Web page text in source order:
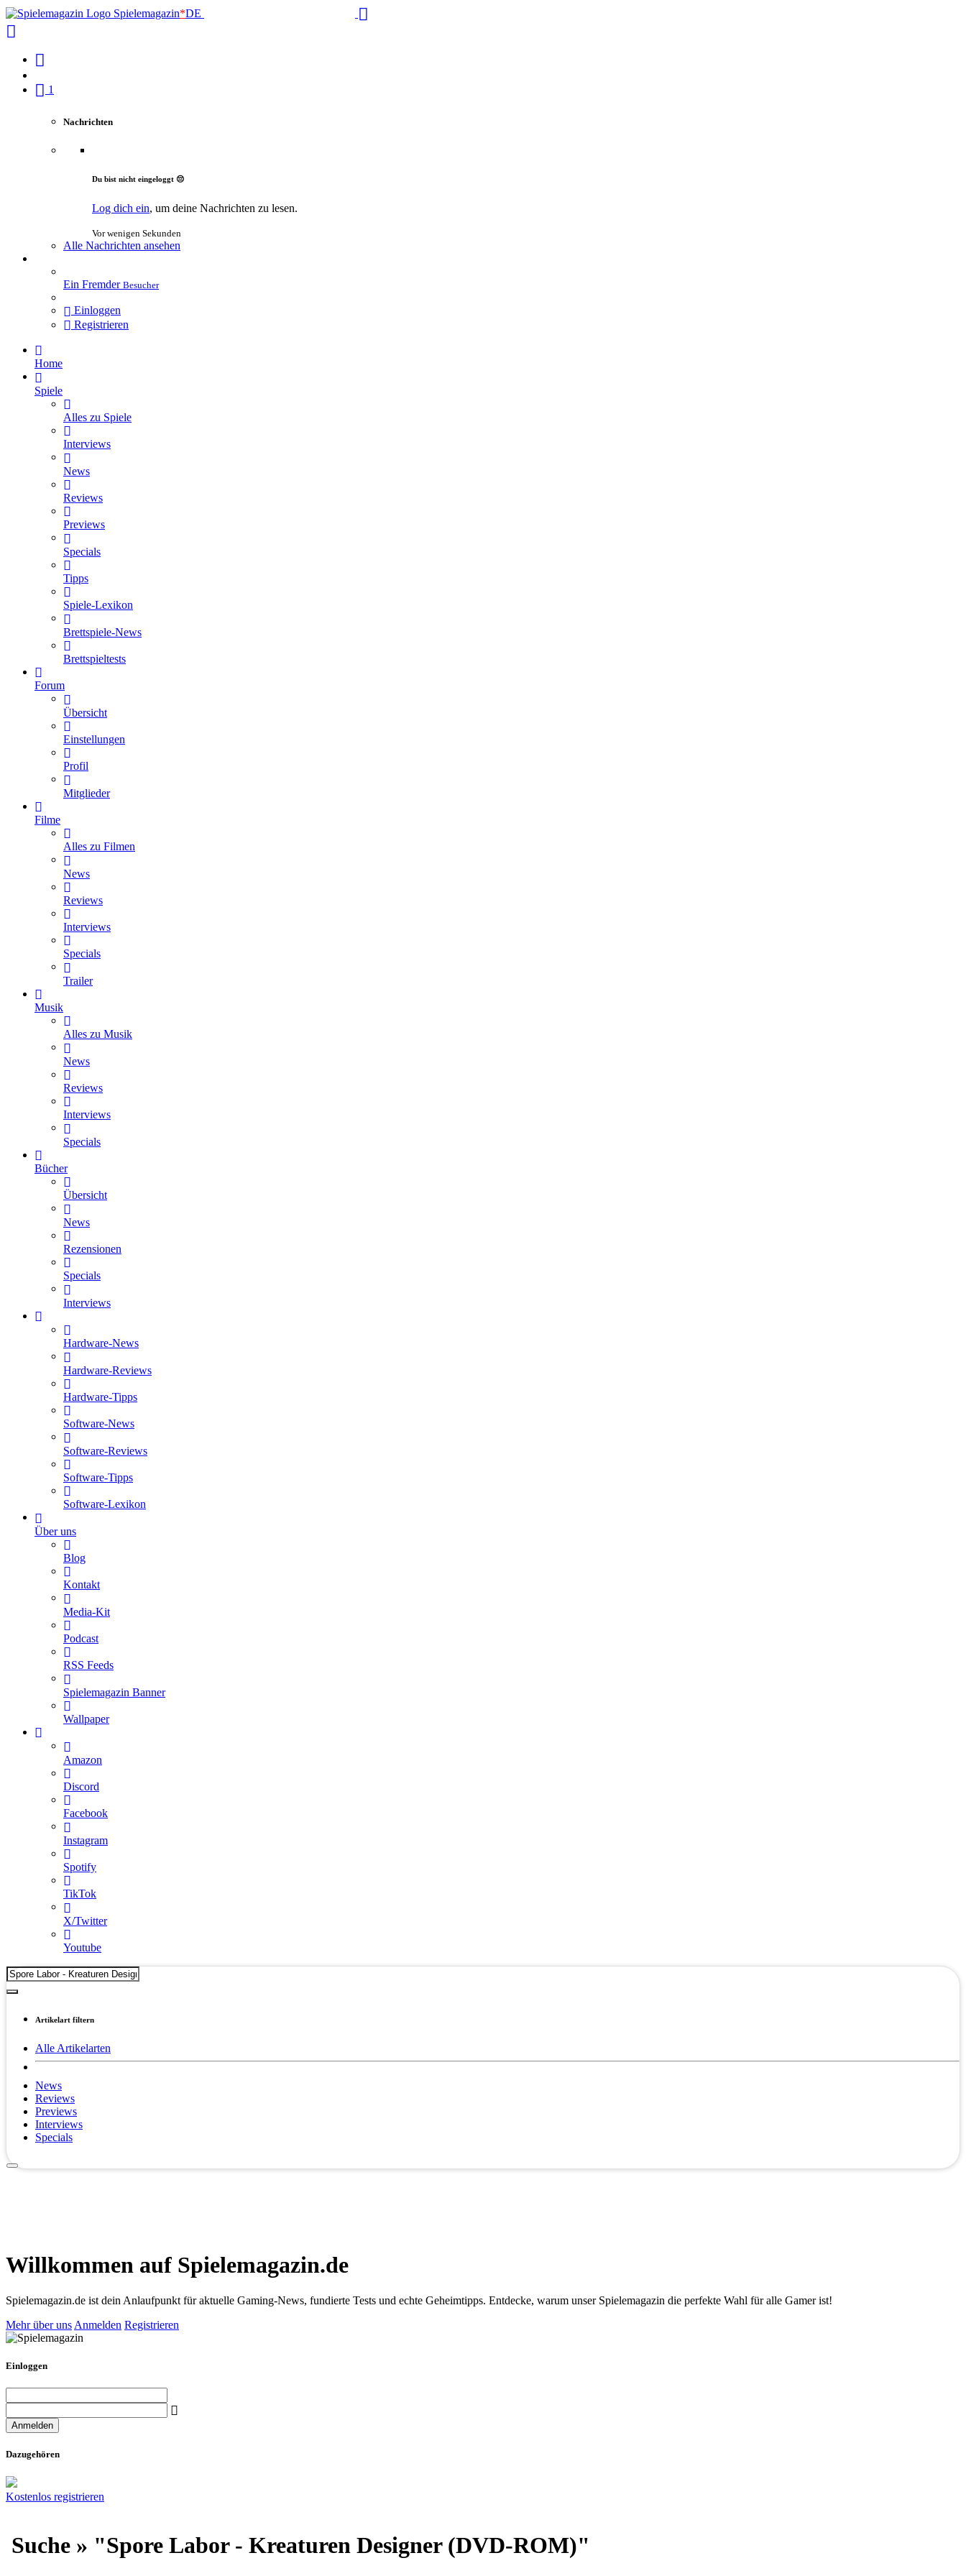
Spielemagazin*DE
1
Nachrichten
Du bist nicht eingeloggt 😔
Log dich ein, um deine Nachrichten zu lesen.
Vor wenigen Sekunden
Alle Nachrichten ansehen
Ein Fremder Besucher
Einloggen
Registrieren
Home
Spiele
Alles zu Spiele
Interviews
News
Reviews
Previews
Specials
Tipps
Spiele-Lexikon
Brettspiele-News
Brettspieltests
Forum
Übersicht
Einstellungen
Profil
Mitglieder
Filme
Alles zu Filmen
News
Reviews
Interviews
Specials
Trailer
Musik
Alles zu Musik
News
Reviews
Interviews
Specials
Bücher
Übersicht
News
Rezensionen
Specials
Interviews
Hardware-News
Hardware-Reviews
Hardware-Tipps
Software-News
Software-Reviews
Software-Tipps
Software-Lexikon
Über uns
Blog
Kontakt
Media-Kit
Podcast
RSS Feeds
Spielemagazin Banner
Wallpaper
Amazon
Discord
Facebook
Instagram
Spotify
TikTok
X/Twitter
Youtube
Artikelart filtern
Alle Artikelarten
News
Reviews
Previews
Interviews
Specials
Willkommen auf Spielemagazin.de
Spielemagazin.de ist dein Anlaufpunkt für aktuelle Gaming-News, fundierte Tests und echte Geheimtipps. Entdecke, warum unser Spielemagazin die perfekte Wahl für alle Gamer ist!
Mehr über uns Anmelden Registrieren
Einloggen
Dazugehören
Kostenlos registrieren
Suche » "Spore Labor - Kreaturen Designer (DVD-ROM)"